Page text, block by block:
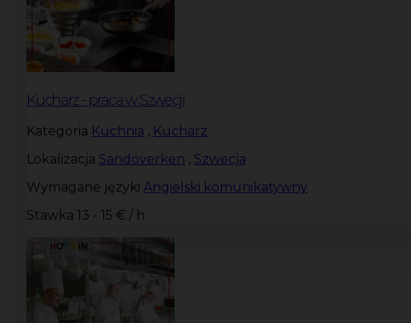
Kucharz - praca w Szwecji
Kategoria Kuchnia , Kucharz
Lokalizacja Sandöverken , Szwecja
Wymagane języki Angielski komunikatywny
Stawka 13 - 15 € / h